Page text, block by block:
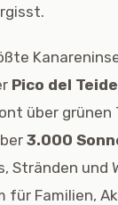
Pico del Teide
über grünen
3.000
Stränden und
für Familien,